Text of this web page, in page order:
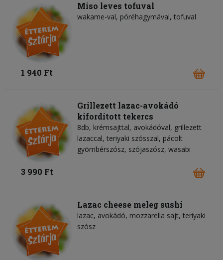
Miso leves tofuval
wakame-val, póréhagymával, tofuval
1 940 Ft
Grillezett lazac-avokádó
kifordított tekercs
8db, krémsajttal, avokádóval, grillezett
lazaccal, teriyaki szósszal, pácolt
gyömbérszósz, szójaszósz, wasabi
3 990 Ft
Lazac cheese meleg sushi
lazac, avokádó, mozzarella sajt, teriyaki
szósz